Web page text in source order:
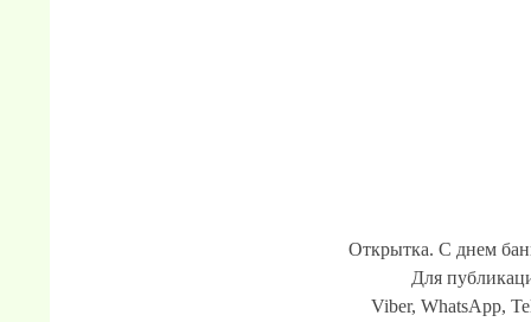
Открытка. С днем
Для
Viber, WhatsApp,